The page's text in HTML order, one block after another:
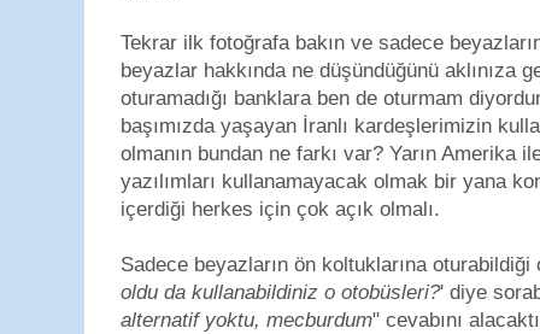
Tekrar ilk fotoğrafa bakın ve sadece
beyazlar hakkında ne düşündüğünü aklınıza
oturamadığı banklara ben de oturmam
başımızda yaşayan İranlı kardeşlerimizin
olmanın bundan ne farkı var? Yarın Amerika
yazılımları kullanamayacak olmak bir yana
içerdiği herkes için çok açık olmalı.
Sadece beyazların ön koltuklarına
oldu da kullanabildiniz o otobüsleri?' diye
alternatif yoktu, mecburdum" cevabını